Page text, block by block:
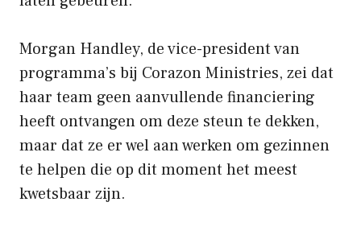
Morgan Handley, de vice-president van
programma’s bij Corazon Ministries, zei dat
haar team geen aanvullende financiering
heeft ontvangen om deze steun te dekken,
maar dat ze er wel aan werken om gezinnen
te helpen die op dit moment het meest
kwetsbaar zijn.